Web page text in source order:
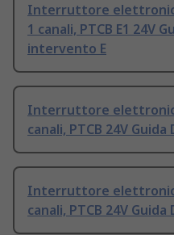
Interruttore
1 canali, PTCB E1 24V
intervento E
Interruttore
canali, PTCB 24V Guida
Interruttore
canali, PTCB 24V Guida